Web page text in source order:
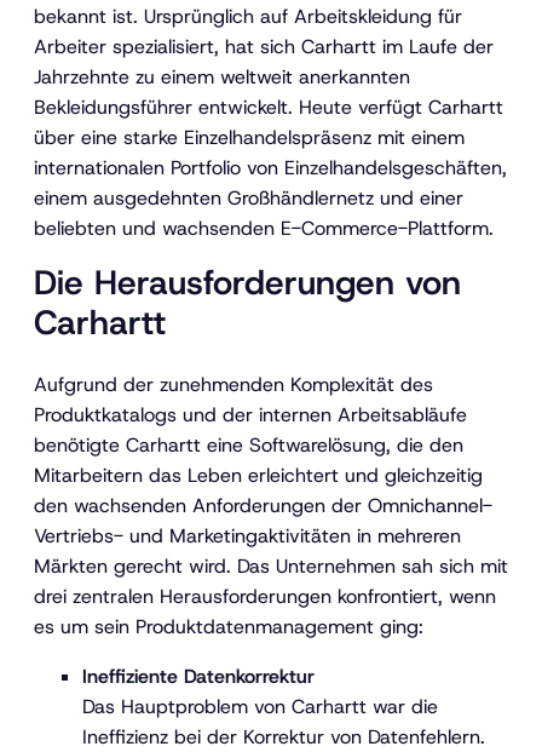
bekannt ist. Ursprünglich auf Arbeitskleidung für
Arbeiter spezialisiert, hat sich Carhartt im Laufe der
Jahrzehnte zu einem weltweit anerkannten
Bekleidungsführer entwickelt. Heute verfügt Carhartt
über eine starke Einzelhandelspräsenz mit einem
internationalen Portfolio von Einzelhandelsgeschäften,
einem ausgedehnten Großhändlernetz und einer
beliebten und wachsenden E-Commerce-Plattform.
Die Herausforderungen von
Carhartt
Aufgrund der zunehmenden Komplexität des
Produktkatalogs und der internen Arbeitsabläufe
benötigte Carhartt eine Softwarelösung, die den
Mitarbeitern das Leben erleichtert und gleichzeitig
den wachsenden Anforderungen der Omnichannel-
Vertriebs- und Marketingaktivitäten in mehreren
Märkten gerecht wird. Das Unternehmen sah sich mit
drei zentralen Herausforderungen konfrontiert, wenn
es um sein Produktdatenmanagement ging:
Ineffiziente Datenkorrektur
Das Hauptproblem von Carhartt war die
Ineffizienz bei der Korrektur von Datenfehlern.